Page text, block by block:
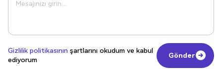
Gizlilik politikasınınşartlarını okudum ve kabul
ediyorum
Gönder
Gönder